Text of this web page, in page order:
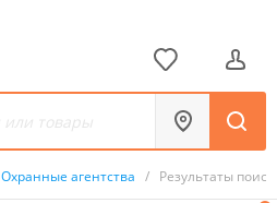
Охранные агентства / Результаты